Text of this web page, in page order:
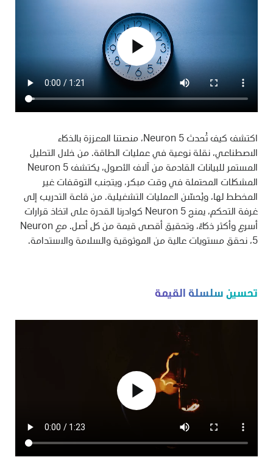
play_arrow
اكتشف كيف تُحدث Neuron 5، منصتنا المعززة بالذكاء
الاصطناعي، نقلة نوعية في عمليات الطاقة. من خلال التحليل
المستمر للبيانات القادمة من آلاف الأصول، يكتشف Neuron 5
المشكلات المحتملة في وقت مبكر، ويتجنب التوقفات غير
المخطط لها، ويُحسّن العمليات التشغيلية. من قاعة التدريب إلى
غرفة التحكم، يمنح Neuron 5 كوادرنا القدرة على اتخاذ قرارات
أسرع وأكثر ذكاءً، وتحقيق أقصى قيمة من كل أصل. مع Neuron
5، نحقق مستويات عالية من الموثوقية والسلامة والاستدامة.
تحسين سلسلة القيمة
play_arrow